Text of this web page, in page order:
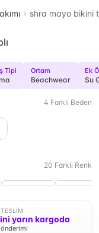
shra mayo bikini
Tipi Ortam
Beachwear
Ek
Su
4 Farklı Beden
20 Farklı Renk
yarın kargoda